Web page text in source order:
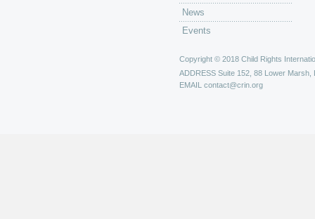
News
Events
Copyright © 2018 Child Rights
ADDRESS Suite 152, 88 Lower Marsh,
EMAIL contact@crin.org